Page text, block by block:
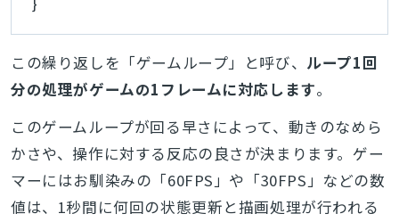
この繰り返しを「ゲームループ」と呼び、 ループ1回
分の処理がゲームの1フレームに対応します。
このゲームループが回る早さによって、動きのなめら
かさや、操作に対する反応の良さが決まります。ゲー
マーにはお馴染みの「60FPS」や「30FPS」などの数
値は、1秒間に何回の状態更新と描画処理が行われる